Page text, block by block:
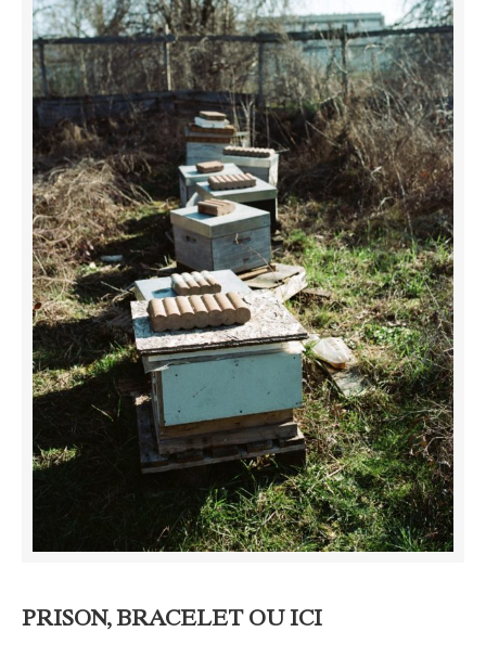
PRISON, BRACELET OU ICI